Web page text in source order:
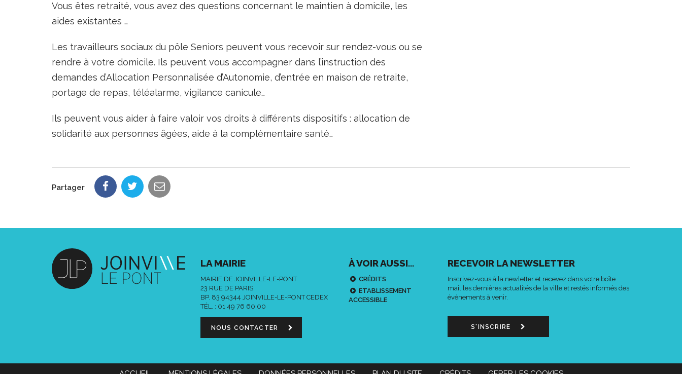
Vous êtes retraité, vous avez des questions concernant le maintien à domicile, les
aides existantes …
Les travailleurs sociaux du pôle Seniors peuvent vous recevoir sur rendez-vous ou se
rendre à votre domicile. Ils peuvent vous accompagner dans l’instruction des
demandes d’Allocation Personnalisée d’Autonomie, d’entrée en maison de retraite,
portage de repas, téléalarme, vigilance canicule…
Ils peuvent vous aider à faire valoir vos droits à différents dispositifs : allocation de
solidarité aux personnes âgées, aide à la complémentaire santé…
Partager
LA MAIRIE
MAIRIE DE JOINVILLE-LE-PONT
23 RUE DE PARIS
BP. 83 94344 JOINVILLE-LE-PONT CEDEX
TÉL. : 01 49 76 60 00
NOUS CONTACTER
À VOIR AUSSI...
CRÉDITS
ETABLISSEMENT
ACCESSIBLE
RECEVOIR LA NEWSLETTER
Inscrivez-vous à la newletter et recevez dans votre boîte
mail les dernières actualités de la ville et restés informés des
événements à venir.
S'INSCRIRE